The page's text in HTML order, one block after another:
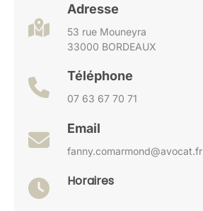
Adresse
53 rue Mouneyra
33000 BORDEAUX
Téléphone
07 63 67 70 71
Email
fanny.comarmond@avocat.fr
Horaires